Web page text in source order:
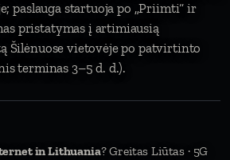
paslauga startuoja po „Priimti“ ir
pristatymas į artimiausią
Šilėnuose vietovėje po patvirtinto
terminas 3–5 d. d.).
in Lithuania? Greitas Liūtas · 5G